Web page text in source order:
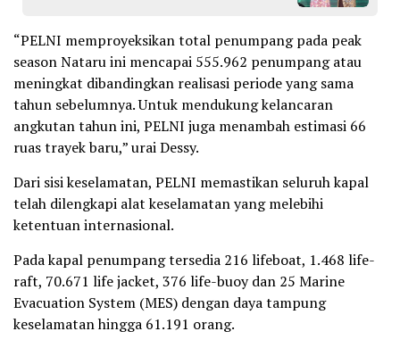
“PELNI memproyeksikan total penumpang pada peak
season Nataru ini mencapai 555.962 penumpang atau
meningkat dibandingkan realisasi periode yang sama
tahun sebelumnya. Untuk mendukung kelancaran
angkutan tahun ini, PELNI juga menambah estimasi 66
ruas trayek baru,” urai Dessy.
Dari sisi keselamatan, PELNI memastikan seluruh kapal
telah dilengkapi alat keselamatan yang melebihi
ketentuan internasional.
Pada kapal penumpang tersedia 216 lifeboat, 1.468 life-
raft, 70.671 life jacket, 376 life-buoy dan 25 Marine
Evacuation System (MES) dengan daya tampung
keselamatan hingga 61.191 orang.